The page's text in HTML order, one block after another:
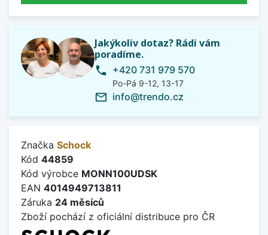
Jakýkoliv dotaz? Rádi vám
poradíme.
phone +420 731 979 570
Po-Pá 9-12, 13-17
mail_outline info@trendo.cz
Značka Schock
Kód 44859
Kód výrobce MONN100UDSK
EAN 4014949713811
Záruka 24 měsíců
Zboží pochází z oficiální distribuce pro ČR